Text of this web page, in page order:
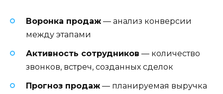
Воронка продаж — анализ конверсии
между этапами
Активность сотрудников — количество
звонков, встреч, созданных сделок
Прогноз продаж — планируемая выручка